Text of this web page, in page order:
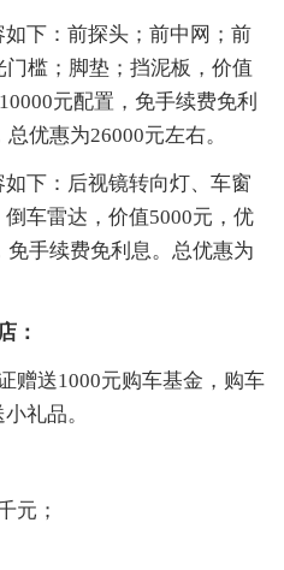
下：前探头；前中网；前
槛；脚垫；挡泥板，价值
元配置，免手续费免利
优惠为26000元左右。
下：后视镜转向灯、车窗
车雷达，价值5000元，优
手续费免利息。总优惠为
：
赠送1000元购车基金，购车
礼品。
元；